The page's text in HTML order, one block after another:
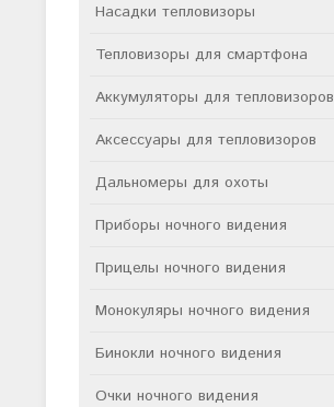
Насадки тепловизоры
Тепловизоры для смартфона
Аккумуляторы для тепловизоров
Аксессуары для тепловизоров
Дальномеры для охоты
Приборы ночного видения
Прицелы ночного видения
Монокуляры ночного видения
Бинокли ночного видения
Очки ночного видения